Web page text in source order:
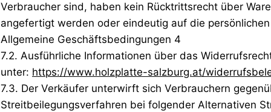
Verbraucher sind, haben kein Rücktrittsrecht über
angefertigt werden oder eindeutig auf die
Allgemeine Geschäftsbedingungen 4
7.2. Ausführliche Informationen über das
unter: https://www.holzplatte-salzburg.at/
7.3. Der Verkäufer unterwirft sich Verbrauchern
Streitbeilegungsverfahren bei folgender Alternativen